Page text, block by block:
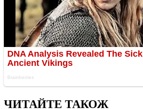
ЧИТАЙТЕ ТАКОЖ